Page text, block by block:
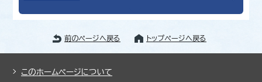
前のページへ戻る トップページへ戻る
このホームページについて